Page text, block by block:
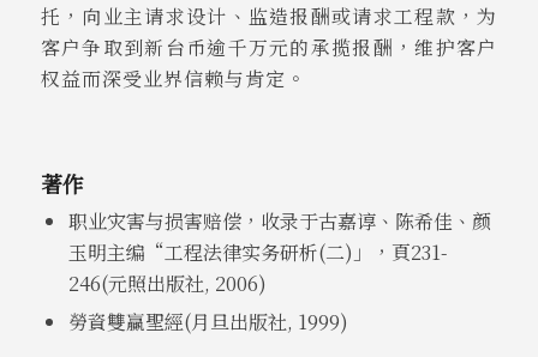
托，向业主请求设计、监造报酬或请求工程款，为
客户争取到新台币逾千万元的承揽报酬，维护客户
权益而深受业界信赖与肯定。
著作
职业灾害与损害赔偿，收录于古嘉谆、陈希佳、颜
玉明主编“工程法律实务研析(二)」，頁231-
246(元照出版社, 2006)
勞資雙贏聖經(月旦出版社, 1999)